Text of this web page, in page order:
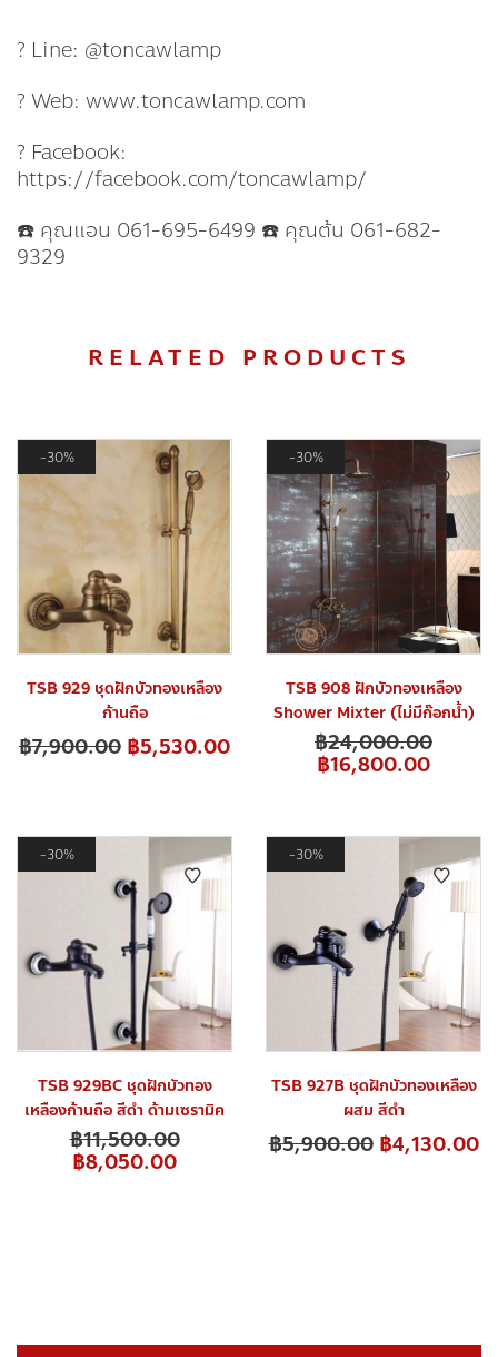
? Line: @toncawlamp
? Web: www.toncawlamp.com
? Facebook:
https://facebook.com/toncawlamp/
☎️ คุณแอน 061-695-6499 ☎️ คุณต้น 061-682-
9329
RELATED PRODUCTS
30%
TSB 929 ชุดฝักบัวทองเหลือง
ก้านถือ
฿7,900.00 ฿5,530.00
30%
TSB 908 ฝักบัวทองเหลือง
Shower Mixter (ไม่มีก๊อกน้ำ)
฿24,000.00
฿16,800.00
30%
TSB 929BC ชุดฝักบัวทอง
เหลืองก้านถือ สีดำ ด้ามเซรามิค
฿11,500.00
฿8,050.00
30%
TSB 927B ชุดฝักบัวทองเหลือง
ผสม สีดำ
฿5,900.00 ฿4,130.00